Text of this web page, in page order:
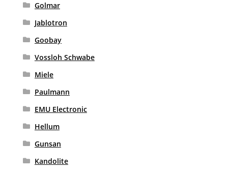
Golmar
Jablotron
Goobay
Vossloh Schwabe
Miele
Paulmann
EMU Electronic
Hellum
Gunsan
Kandolite